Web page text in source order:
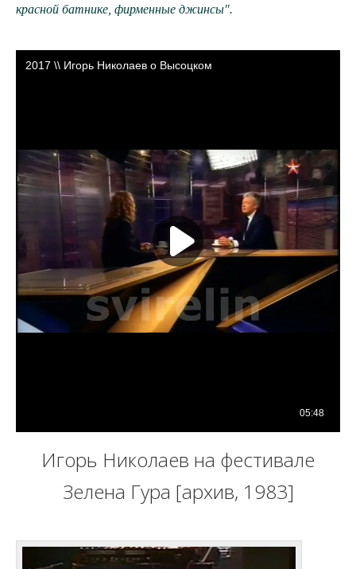
красной батнике, фирменные джинсы".
Игорь Николаев на фестивале
Зелена Гура [архив, 1983]